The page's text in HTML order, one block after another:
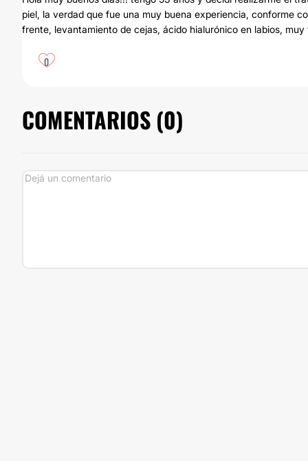
piel, la verdad que fue una muy buena experiencia, conforme
frente, levantamiento de cejas, ácido hialurónico en labios, muy
0
COMENTARIOS (0)